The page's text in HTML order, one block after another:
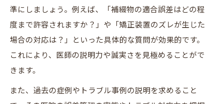
準にしましょう。例えば、「補綴物の適合誤差はどの程
度まで許容されますか？」や「矯正装置のズレが生じた
場合の対応は？」といった具体的な質問が効果的です。
これにより、医師の説明力や誠実さを見極めることがで
きます。
また、過去の症例やトラブル事例の説明を求めること